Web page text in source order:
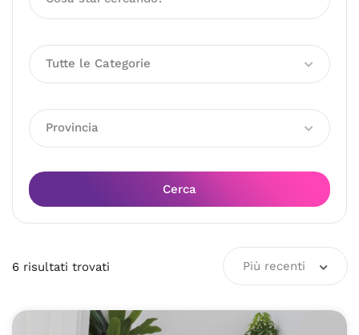
Tutte le Categorie
Provincia
Cerca
6 risultati trovati Più recenti